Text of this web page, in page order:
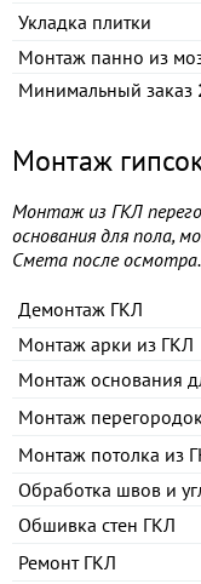
Укладка плитки
Монтаж панно из
Минимальный заказ
Монтаж
Монтаж из ГКЛ
основания для пола,
Смета после осмотра.
Демонтаж ГКЛ
Монтаж арки из ГКЛ
Монтаж основания
Монтаж
Монтаж потолка из
Обработка швов и
Обшивка стен ГКЛ
Ремонт ГКЛ